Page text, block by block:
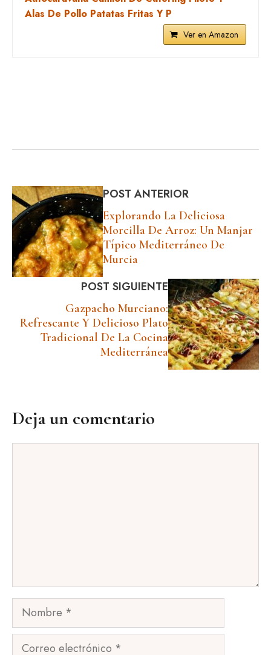
Alas De Pollo Patatas Fritas Y P
Ver en Amazon
POST ANTERIOR
Explorando La Deliciosa
Morcilla De Arroz: Un Manjar
Típico Mediterráneo De
Murcia
POST SIGUIENTE
Gazpacho Murciano:
Refrescante Y Delicioso Plato
Tradicional De La Cocina
Mediterránea
Deja un comentario
Nombre
Correo